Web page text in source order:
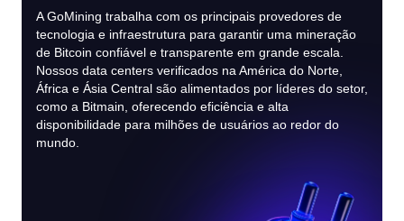
A GoMining trabalha com os principais provedores de
tecnologia e infraestrutura para garantir uma mineração
de Bitcoin confiável e transparente em grande escala.
Nossos data centers verificados na América do Norte,
África e Ásia Central são alimentados por líderes do setor,
como a Bitmain, oferecendo eficiência e alta
disponibilidade para milhões de usuários ao redor do
mundo.